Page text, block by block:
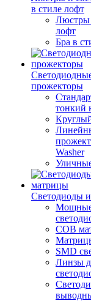
в стиле лофт
Люстры
лофт
Бра в
прожекторы
тонкий
Washer
Светодиоды
COB
SMD
Линзы